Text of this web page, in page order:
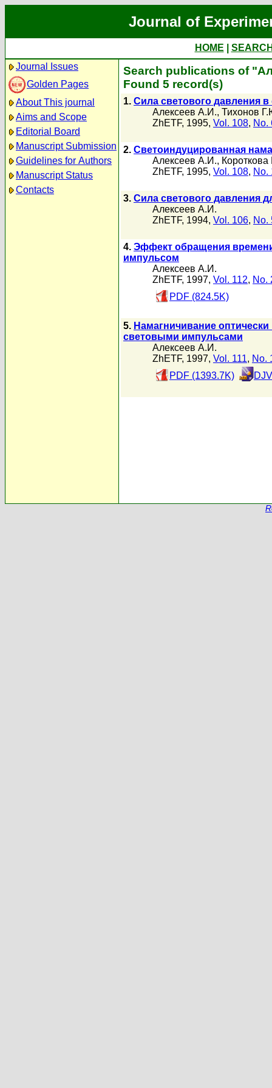
Journal of
HOME
Journal Issues
Golden Pages
About This journal
Aims and Scope
Editorial Board
Manuscript Submission
Guidelines for Authors
Manuscript Status
Contacts
Search publications of
Found 5 record(s)
1. Сила светового давления
Алексеев А.И., Тихонов
ZhETF, 1995, Vol. 108, No.
2. Светоиндуцированная
Алексеев А.И.,
ZhETF, 1995, Vol. 108, No.
3. Сила светового давления
Алексеев А.И.
ZhETF, 1994, Vol. 106, No.
4. Эффект обращения
импульсом
Алексеев А.И.
ZhETF, 1997, Vol. 112, No.
PDF (824.5K)
5. Намагничивание
световыми импульсами
Алексеев А.И.
ZhETF, 1997, Vol. 111, No.
PDF (1393.7K)